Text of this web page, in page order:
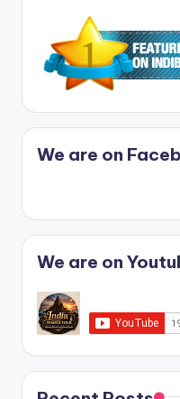
We are on
We are on